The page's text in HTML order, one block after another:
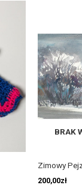
BRAK
Zimowy
200,00zł